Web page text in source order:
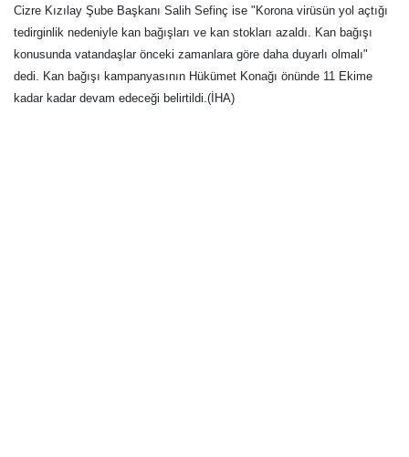
Cizre Kızılay Şube Başkanı Salih Sefinç ise "Korona virüsün yol açtığı
tedirginlik nedeniyle kan bağışları ve kan stokları azaldı. Kan bağışı
konusunda vatandaşlar önceki zamanlara göre daha duyarlı olmalı"
dedi. Kan bağışı kampanyasının Hükümet Konağı önünde 11 Ekime
kadar kadar devam edeceği belirtildi.(İHA)